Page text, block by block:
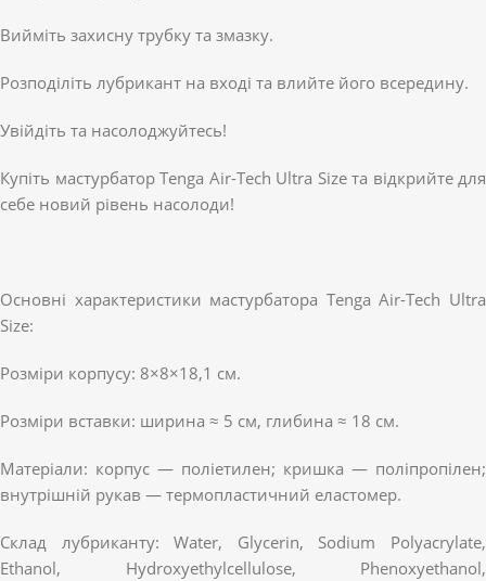
Вийміть захисну трубку та змазку.
Розподіліть лубрикант на вході та влийте його всередину.
Увійдіть та насолоджуйтесь!
Купіть мастурбатор Tenga Air-Tech Ultra Size та відкрийте для
себе новий рівень насолоди!
Основні характеристики мастурбатора Tenga Air-Tech Ultra
Size:
Розміри корпусу: 8×8×18,1 см.
Розміри вставки: ширина ≈ 5 см, глибина ≈ 18 см.
Матеріали: корпус — поліетилен; кришка — поліпропілен;
внутрішній рукав — термопластичний еластомер.
Склад лубриканту: Water, Glycerin, Sodium Polyacrylate,
Ethanol, Hydroxyethylcellulose, Phenoxyethanol,